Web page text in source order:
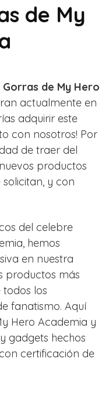
de My
Gorras de My Hero
actualmente en
adquirir este
con nosotros! Por
de traer del
productos
y con
del celebre
hemos
en nuestra
productos más
los
fanatismo. Aquí
Hero Academia y
gadgets hechos
certificación de